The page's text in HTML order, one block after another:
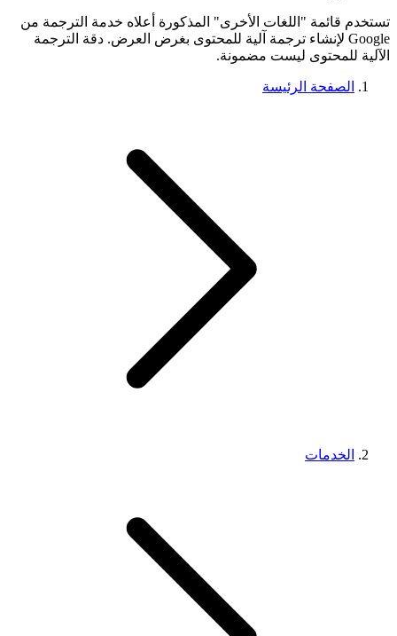
تستخدم قائمة "اللغات الأخرى" المذكورة أعلاه خدمة الترجمة من
Google لإنشاء ترجمة آلية للمحتوى بغرض العرض. دقة الترجمة
الآلية للمحتوى ليست مضمونة.
الصفحة الرئيسة
الخدمات